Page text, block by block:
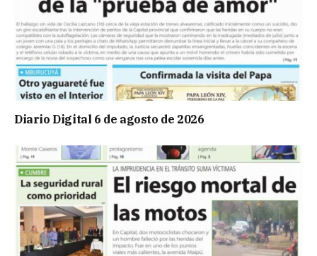
Diario Digital 6 de agosto de 2026